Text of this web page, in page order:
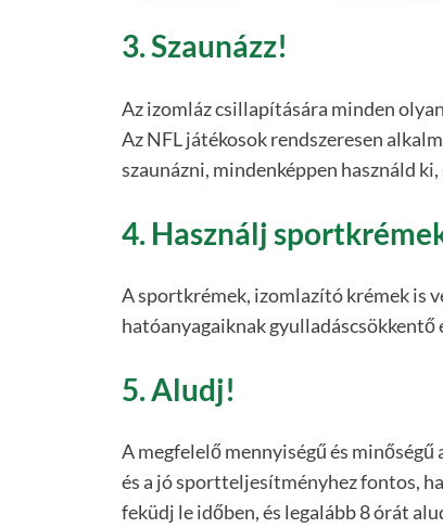
3. Szaunázz!
Az izomláz csillapítására minden
Az NFL játékosok rendszeresen
szaunázni, mindenképpen használd
4. Használj
A sportkrémek, izomlazító krémek is
hatóanyagaiknak gyulladáscsökkentő
5. Aludj!
A megfelelő mennyiségű és
és a jó sportteljesítményhez fontos,
feküdj le időben, és legalább 8 órát